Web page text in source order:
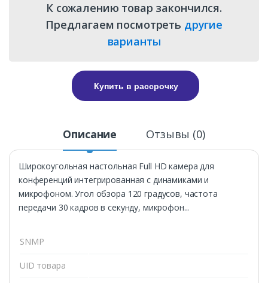
К сожалению товар закончился.
Предлагаем посмотреть другие
варианты
Купить в рассрочку
Описание Отзывы (0)
Широкоугольная настольная Full HD камера для
конференций интегрированная с динамиками и
микрофоном. Угол обзора 120 градусов, частота
передачи 30 кадров в секунду, микрофон...
SNMP
UID товара